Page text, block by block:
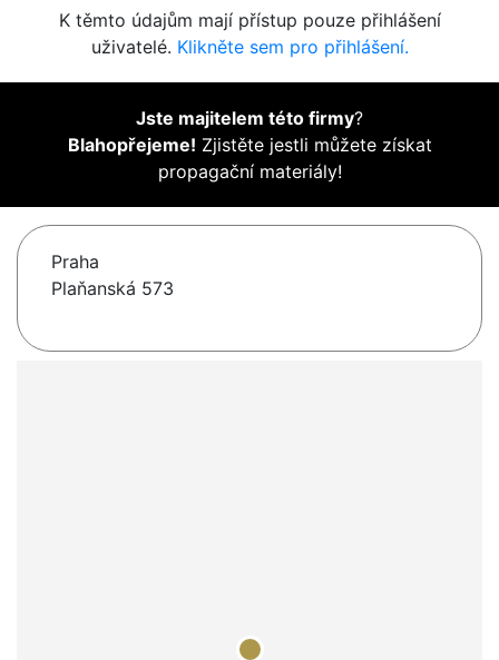
K těmto údajům mají přístup pouze přihlášení
uživatelé. Klikněte sem pro přihlášení.
Jste majitelem této firmy?
Blahopřejeme! Zjistěte jestli můžete získat
propagační materiály!
Praha
Plaňanská 573